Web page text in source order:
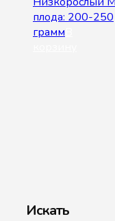
плода: 200-250
грамм
Искать